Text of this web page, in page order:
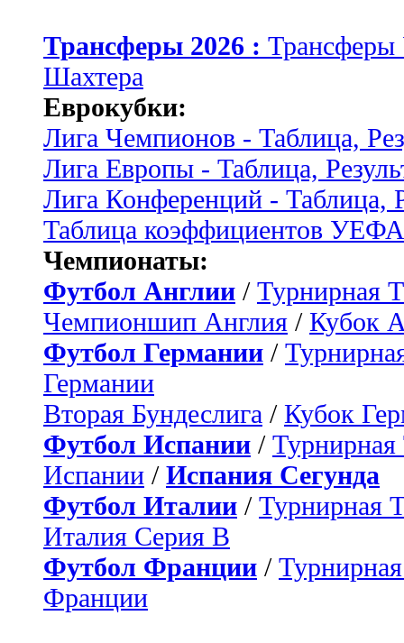
Трансферы 2026 :
Шахтера
Еврокубки:
Лига Чемпионов - Таблица,
Лига Европы - Таблица,
Лига Конференций - Таблица,
Таблица коэффициентов УЕФА
Чемпионаты:
Футбол Англии / Турнирная
Чемпионшип Англия / Кубок
Футбол Германии /
Германии
Вторая Бундеслига / Кубок
Футбол Испании / Турнирная
Испании / Испания Сегунда
Футбол Италии / Турнирная
Италия Серия B
Футбол Франции /
Франции